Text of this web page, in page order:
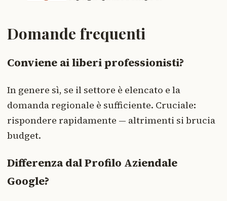
Domande frequenti
Conviene ai liberi professionisti?
In genere sì, se il settore è elencato e la
domanda regionale è sufficiente. Cruciale:
rispondere rapidamente — altrimenti si brucia
budget.
Differenza dal Profilo Aziendale
Google?